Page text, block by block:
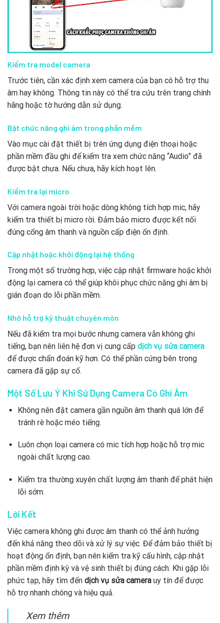
Kiểm tra model camera
Trước tiên, cần xác định xem camera của bạn có hỗ trợ thu
âm hay không. Thông tin này có thể tra cứu trên trang chính
hãng hoặc tờ hướng dẫn sử dụng.
Bật chức năng ghi âm trong phần mềm
Vào mục cài đặt thiết bị trên ứng dụng điện thoại hoặc
phần mềm đầu ghi để kiểm tra xem chức năng “Audio” đã
được bật chưa. Nếu chưa, hãy kích hoạt lên.
Kiểm tra lại micro
Với camera ngoài trời hoặc dòng không tích hợp mic, hãy
kiểm tra thiết bị micro rời. Đảm bảo micro được kết nối
đúng cổng âm thanh và nguồn cấp điện ổn định.
Cập nhật hoặc khởi động lại hệ thống
Trong một số trường hợp, việc cập nhật firmware hoặc khởi
động lại camera có thể giúp khôi phục chức năng ghi âm bị
gián đoạn do lỗi phần mềm.
Nhờ hỗ trợ kỹ thuật chuyên môn
Nếu đã kiểm tra mọi bước nhưng camera vẫn không ghi
tiếng, bạn nên liên hệ đơn vị cung cấp dịch vụ sửa camera
để được chẩn đoán kỹ hơn. Có thể phần cứng bên trong
camera đã gặp sự cố.
Một Số Lưu Ý Khi Sử Dụng Camera Có Ghi Âm
Không nên đặt camera gần nguồn âm thanh quá lớn để
tránh rè hoặc méo tiếng.
Luôn chọn loại camera có mic tích hợp hoặc hỗ trợ mic
ngoài chất lượng cao.
Kiểm tra thường xuyên chất lượng âm thanh để phát hiện
lỗi sớm.
Lời Kết
Việc camera không ghi được âm thanh có thể ảnh hưởng
đến khả năng theo dõi và xử lý sự việc. Để đảm bảo thiết bị
hoạt động ổn định, bạn nên kiểm tra kỹ cấu hình, cập nhật
phần mềm định kỳ và vệ sinh thiết bị đúng cách. Khi gặp lỗi
phức tạp, hãy tìm đến dịch vụ sửa camera uy tín để được
hỗ trợ nhanh chóng và hiệu quả.
Xem thêm